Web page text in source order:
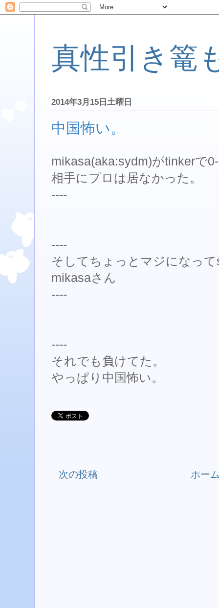
真性引き篭
2014年3月15日土曜日
中国怖い。
mikasa(aka:sydm)がtinkerで
相手にプロは居なかった。
----
----
そしてちょっとマジになっ
mikasaさん
----
----
それでも負けてた。
やっぱり中国怖い。
次の投稿 ホー